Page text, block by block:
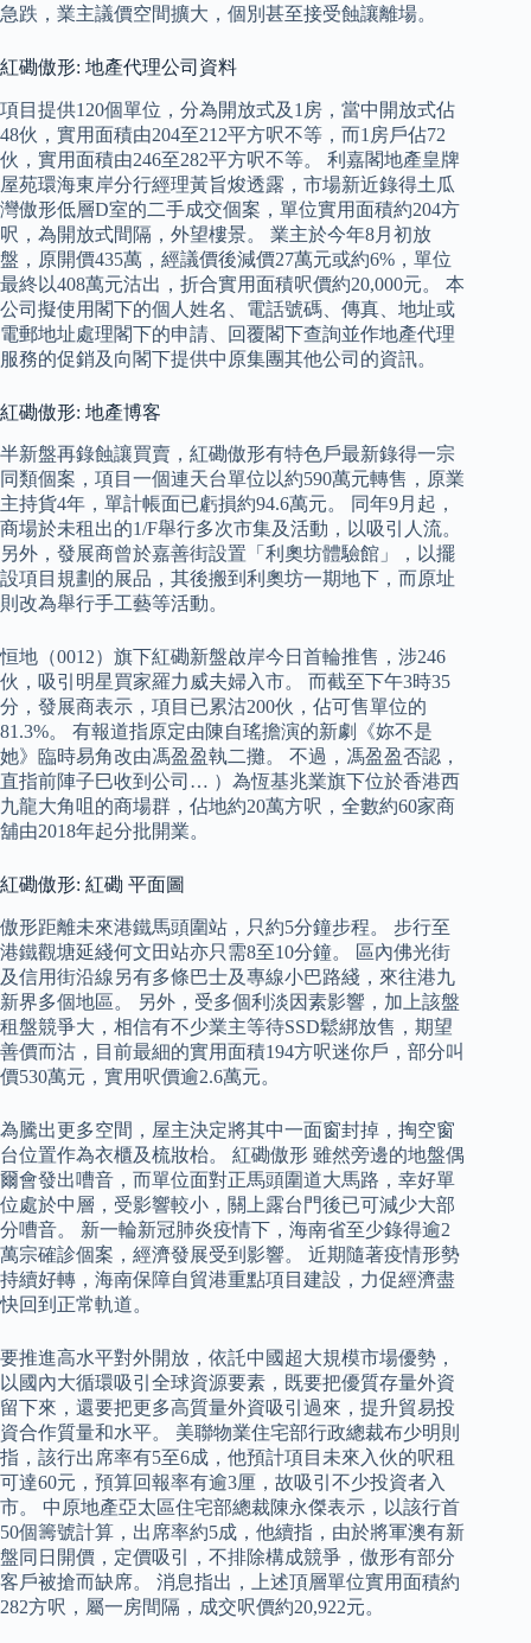
急跌，業主議價空間擴大，個別甚至接受蝕讓離場。
紅磡傲形: 地產代理公司資料
項目提供120個單位，分為開放式及1房，當中開放式佔
48伙，實用面積由204至212平方呎不等，而1房戶佔72
伙，實用面積由246至282平方呎不等。 利嘉閣地產皇牌
屋苑環海東岸分行經理黃旨焌透露，市場新近錄得土瓜
灣傲形低層D室的二手成交個案，單位實用面積約204方
呎，為開放式間隔，外望樓景。 業主於今年8月初放
盤，原開價435萬，經議價後減價27萬元或約6%，單位
最終以408萬元沽出，折合實用面積呎價約20,000元。 本
公司擬使用閣下的個人姓名、電話號碼、傳真、地址或
電郵地址處理閣下的申請、回覆閣下查詢並作地產代理
服務的促銷及向閣下提供中原集團其他公司的資訊。
紅磡傲形: 地產博客
半新盤再錄蝕讓買賣，紅磡傲形有特色戶最新錄得一宗
同類個案，項目一個連天台單位以約590萬元轉售，原業
主持貨4年，單計帳面已虧損約94.6萬元。 同年9月起，
商場於未租出的1/F舉行多次市集及活動，以吸引人流。
另外，發展商曾於嘉善街設置「利奧坊體驗館」，以擺
設項目規劃的展品，其後搬到利奧坊一期地下，而原址
則改為舉行手工藝等活動。
恒地（0012）旗下紅磡新盤啟岸今日首輪推售，涉246
伙，吸引明星買家羅力威夫婦入市。 而截至下午3時35
分，發展商表示，項目已累沽200伙，佔可售單位的
81.3%。 有報道指原定由陳自瑤擔演的新劇《妳不是
她》臨時易角改由馮盈盈執二攤。 不過，馮盈盈否認，
直指前陣子巳收到公司… ）為恆基兆業旗下位於香港西
九龍大角咀的商場群，佔地約20萬方呎，全數約60家商
舖由2018年起分批開業。
紅磡傲形: 紅磡 平面圖
傲形距離未來港鐵馬頭圍站，只約5分鐘步程。 步行至
港鐵觀塘延綫何文田站亦只需8至10分鐘。 區內佛光街
及信用街沿線另有多條巴士及專線小巴路綫，來往港九
新界多個地區。 另外，受多個利淡因素影響，加上該盤
租盤競爭大，相信有不少業主等待SSD鬆綁放售，期望
善價而沽，目前最細的實用面積194方呎迷你戶，部分叫
價530萬元，實用呎價逾2.6萬元。
為騰出更多空間，屋主決定將其中一面窗封掉，掏空窗
台位置作為衣櫃及梳妝枱。 紅磡傲形 雖然旁邊的地盤偶
爾會發出嘈音，而單位面對正馬頭圍道大馬路，幸好單
位處於中層，受影響較小，關上露台門後已可減少大部
分嘈音。 新一輪新冠肺炎疫情下，海南省至少錄得逾2
萬宗確診個案，經濟發展受到影響。 近期隨著疫情形勢
持續好轉，海南保障自貿港重點項目建設，力促經濟盡
快回到正常軌道。
要推進高水平對外開放，依託中國超大規模市場優勢，
以國內大循環吸引全球資源要素，既要把優質存量外資
留下來，還要把更多高質量外資吸引過來，提升貿易投
資合作質量和水平。 美聯物業住宅部行政總裁布少明則
指，該行出席率有5至6成，他預計項目未來入伙的呎租
可達60元，預算回報率有逾3厘，故吸引不少投資者入
市。 中原地產亞太區住宅部總裁陳永傑表示，以該行首
50個籌號計算，出席率約5成，他續指，由於將軍澳有新
盤同日開價，定價吸引，不排除構成競爭，傲形有部分
客戶被搶而缺席。 消息指出，上述頂層單位實用面積約
282方呎，屬一房間隔，成交呎價約20,922元。